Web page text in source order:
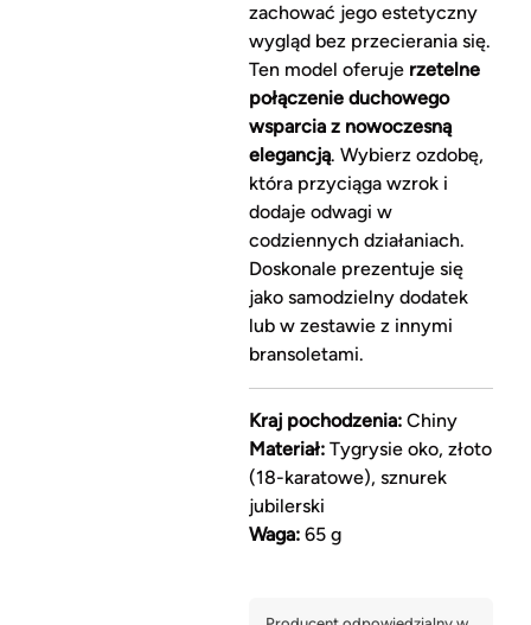
zachować jego estetyczny
wygląd bez przecierania się.
Ten model oferuje rzetelne
połączenie duchowego
wsparcia z nowoczesną
elegancją. Wybierz ozdobę,
która przyciąga wzrok i
dodaje odwagi w
codziennych działaniach.
Doskonale prezentuje się
jako samodzielny dodatek
lub w zestawie z innymi
bransoletami.
Kraj pochodzenia:Chiny
Materiał:Tygrysie oko, złoto
(18-karatowe), sznurek
jubilerski
Waga:65 g